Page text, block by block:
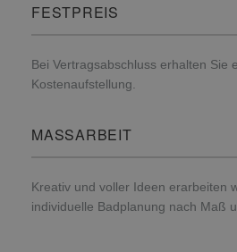
FESTPREIS
Bei Vertragsabschluss erhalten Sie
Kostenaufstellung.
MASSARBEIT
Kreativ und voller Ideen erarbeiten
individuelle Badplanung nach Maß